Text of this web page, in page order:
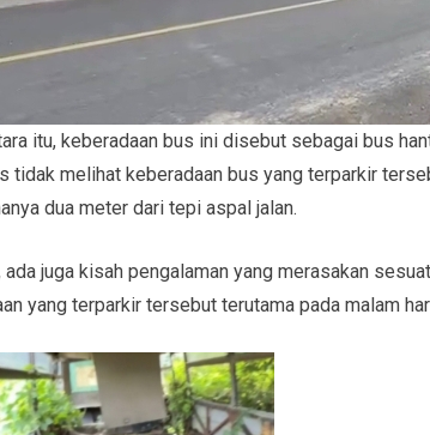
itu, keberadaan bus ini disebut sebagai bus
tidak melihat keberadaan bus yang terparkir
dua meter dari tepi aspal jalan.
ada juga kisah pengalaman yang merasakan
yang terparkir tersebut terutama pada malam